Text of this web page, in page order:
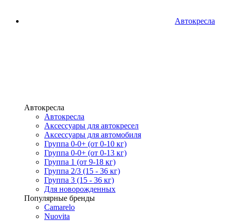
Автокресла
Автокресла
Автокресла
Аксессуары для автокресел
Аксессуары для автомобиля
Группа 0-0+ (от 0-10 кг)
Группа 0-0+ (от 0-13 кг)
Группа 1 (от 9-18 кг)
Группа 2/3 (15 - 36 кг)
Группа 3 (15 - 36 кг)
Для новорожденных
Популярные бренды
Camarelo
Nuovita